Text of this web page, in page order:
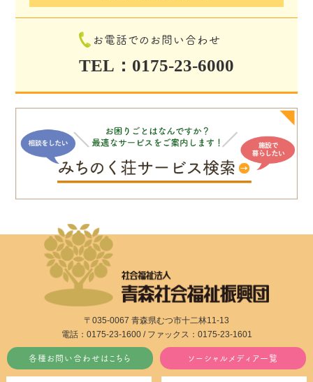
お電話でのお問い合わせ
TEL：0175-23-6000
〒035-0067 青森県むつ市十二林11-13
電話：0175-23-1600 / ファックス：0175-23-1601
各種お問い合わせはこちら ソーシャルメディア一覧